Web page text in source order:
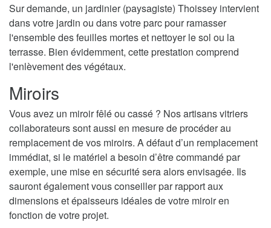
Sur demande, un jardinier (paysagiste) Thoissey intervient
dans votre jardin ou dans votre parc pour ramasser
l'ensemble des feuilles mortes et nettoyer le sol ou la
terrasse. Bien évidemment, cette prestation comprend
l'enlèvement des végétaux.
Miroirs
Vous avez un miroir fêlé ou cassé ? Nos artisans vitriers
collaborateurs sont aussi en mesure de procéder au
remplacement de vos miroirs. A défaut d’un remplacement
immédiat, si le matériel a besoin d’être commandé par
exemple, une mise en sécurité sera alors envisagée. Ils
sauront également vous conseiller par rapport aux
dimensions et épaisseurs idéales de votre miroir en
fonction de votre projet.